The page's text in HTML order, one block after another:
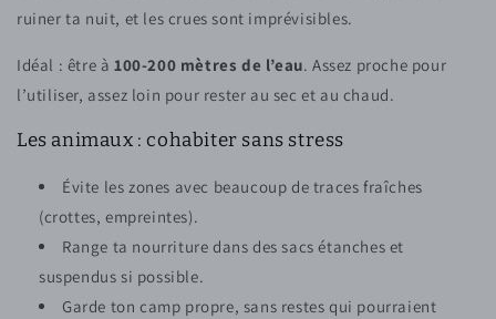
ruiner ta nuit, et les crues sont imprévisibles.
Idéal : être à 100-200 mètres de l’eau. Assez proche pour
l’utiliser, assez loin pour rester au sec et au chaud.
Les animaux : cohabiter sans stress
Évite les zones avec beaucoup de traces fraîches
(crottes, empreintes).
Range ta nourriture dans des sacs étanches et
suspendus si possible.
Garde ton camp propre, sans restes qui pourraient